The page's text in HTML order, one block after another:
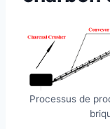
Processus de